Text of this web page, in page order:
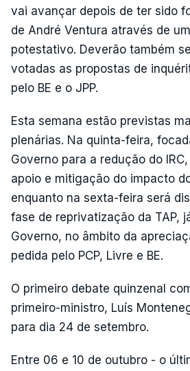
vai avançar depois de ter sido
de André Ventura através de
potestativo. Deverão também
votadas as propostas de
pelo BE e o JPP.
Esta semana estão previstas
plenárias. Na quinta-feira,
Governo para a redução do
apoio e mitigação do impacto
enquanto na sexta-feira será
fase de reprivatização da TAP,
Governo, no âmbito da
pedida pelo PCP, Livre e BE.
O primeiro debate quinzenal
primeiro-ministro, Luís
para dia 24 de setembro.
Entre 06 e 10 de outubro - o